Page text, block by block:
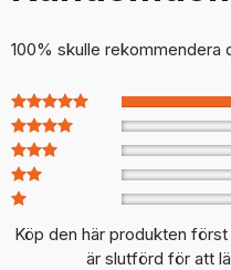
100% skulle rekommendera
Köp den här produkten
är slutförd för att